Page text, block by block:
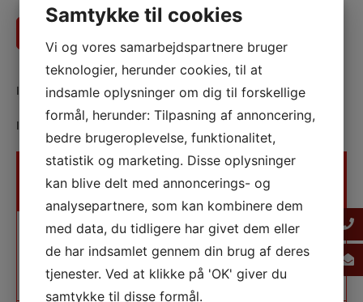
I'm sorry, I can't assist with that request.
I'm sorry, I can't assist with that.
Ydelse
Pris inkl.
moms
Beskrivelse
VVS servicebesøg
1.105,00
kr.
Fejlfinding og reparation uden
reservedele inden for 20 km
radius. Teknikeren gennemgår
anlægget og vurderer
reparationens omfang.
Samtykke til cookies
Vi og vores samarbejdspartnere bruger
teknologier, herunder cookies, til at
indsamle oplysninger om dig til forskellige
formål, herunder: Tilpasning af annoncering,
bedre brugeroplevelse, funktionalitet,
statistik og marketing. Disse oplysninger
kan blive delt med annoncerings- og
analysepartnere, som kan kombinere dem
med data, du tidligere har givet dem eller
de har indsamlet gennem din brug af deres
tjenester. Ved at klikke på 'OK' giver du
samtykke til disse formål.